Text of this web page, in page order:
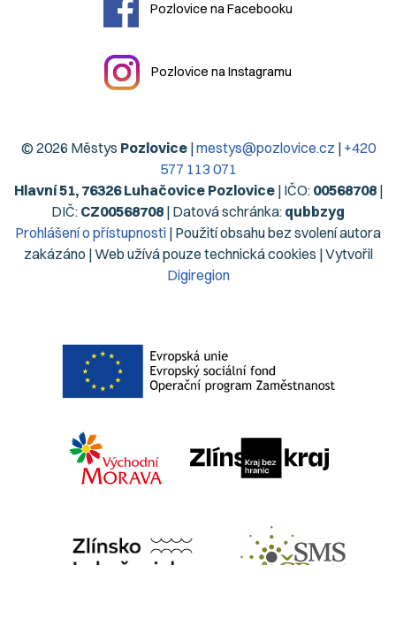
Pozlovice na Facebooku
Pozlovice na Instagramu
© 2026 Městys Pozlovice|mestys@pozlovice.cz | +420
577 113 071
Hlavní 51, 76326 Luhačovice Pozlovice| IČO: 00568708|
DIČ: CZ00568708 | Datová schránka: qubbzyg
Prohlášení o přístupnosti | Použití obsahu bez svolení autora
zakázáno | Web užívá pouze technická cookies | Vytvořil
Digiregion